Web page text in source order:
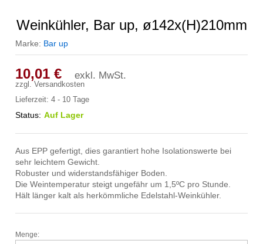
Weinkühler, Bar up, ø142x(H)210mm
Marke: Bar up
10,01€ exkl. MwSt.
zzgl.Versandkosten
Lieferzeit:4 - 10 Tage
Status: Auf Lager
Aus EPP gefertigt, dies garantiert hohe Isolationswerte bei
sehr leichtem Gewicht.
Robuster und widerstandsfähiger Boden.
Die Weintemperatur steigt ungefähr um 1,5ºC pro Stunde.
Hält länger kalt als herkömmliche Edelstahl-Weinkühler.
Weinkühler,
Menge: